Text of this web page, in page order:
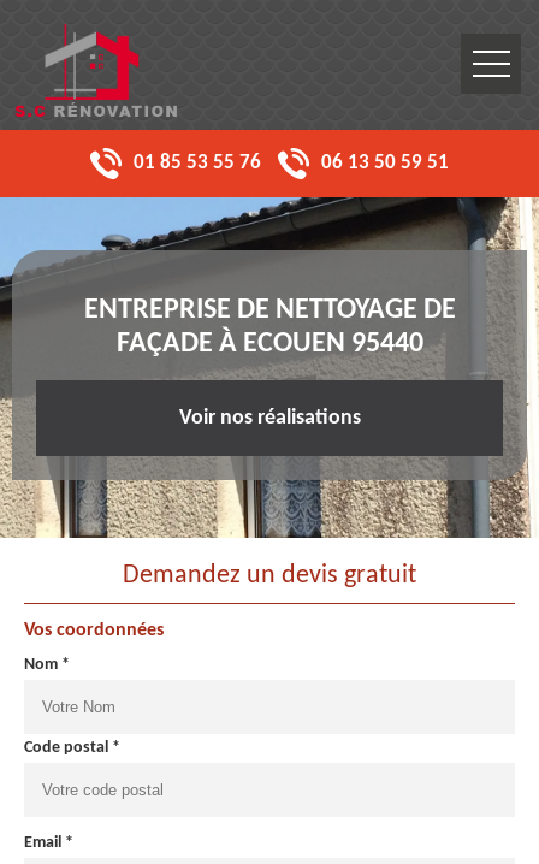
01 85 53 55 76 06 13 50 59 51
ENTREPRISE DE NETTOYAGE DE
FAÇADE À ECOUEN 95440
Voir nos réalisations
Demandez un devis gratuit
Vos coordonnées
Nom *
Code postal *
Email *